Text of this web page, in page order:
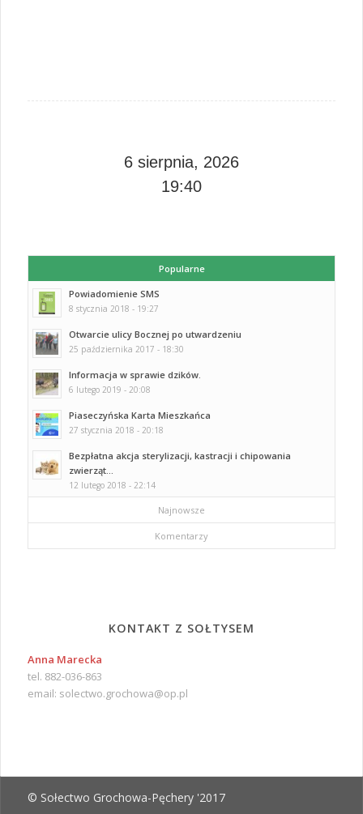
6 sierpnia, 2026
19:40
Popularne
Powiadomienie SMS
8 stycznia 2018 - 19:27
Otwarcie ulicy Bocznej po utwardzeniu
25 października 2017 - 18:30
Informacja w sprawie dzików.
6 lutego 2019 - 20:08
Piaseczyńska Karta Mieszkańca
27 stycznia 2018 - 20:18
Bezpłatna akcja sterylizacji, kastracji i chipowania
zwierząt...
12 lutego 2018 - 22:14
Najnowsze
Komentarzy
KONTAKT Z SOŁTYSEM
Anna Marecka
tel. 882-036-863
email: solectwo.grochowa@op.pl
© Sołectwo Grochowa-Pęchery '2017